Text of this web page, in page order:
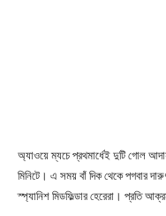
অ্যাওয়ে ম্যচে প্রথমার্ধেই দুটি গোল
মিনিটে। এ সময় বাঁ দিক থেকে পগবার
স্প্যানিশ মিডফিল্ডার হেরেরা। প্রতি